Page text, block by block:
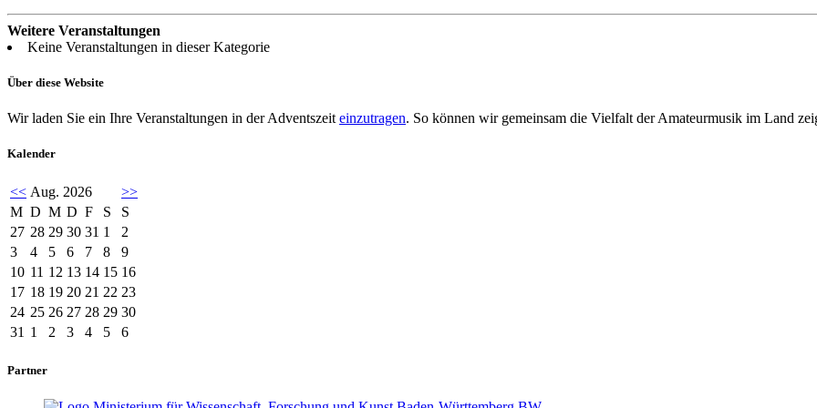
Weitere Veranstaltungen
Keine Veranstaltungen in dieser Kategorie
Über diese Website
Wir laden Sie ein Ihre Veranstaltungen in der Adventszeit einzutragen. So können wir gemeinsam die Vielfalt der Amateurmusik im Land
Kalender
<< Aug. 2026
>>
M D M D F S
S
27 28 29 30 31 1
2
3
4 5 6 7 8
9
10 11 12 13 14 15 16
17 18 19 20 21 22 23
24 25 26 27 28 29 30
31 1 2 3 4 5 6
Partner